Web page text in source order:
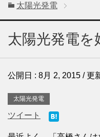
太陽光発電
太陽光発電を
公開日 : 8月 2, 2015 / 更
太陽光発電
ツイート